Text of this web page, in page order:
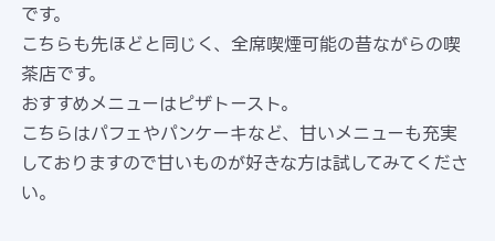
です。
こちらも先ほどと同じく、全席喫煙可能の昔ながらの喫
茶店です。
おすすめメニューはピザトースト。
こちらはパフェやパンケーキなど、甘いメニューも充実
しておりますので甘いものが好きな方は試してみてくださ
い。